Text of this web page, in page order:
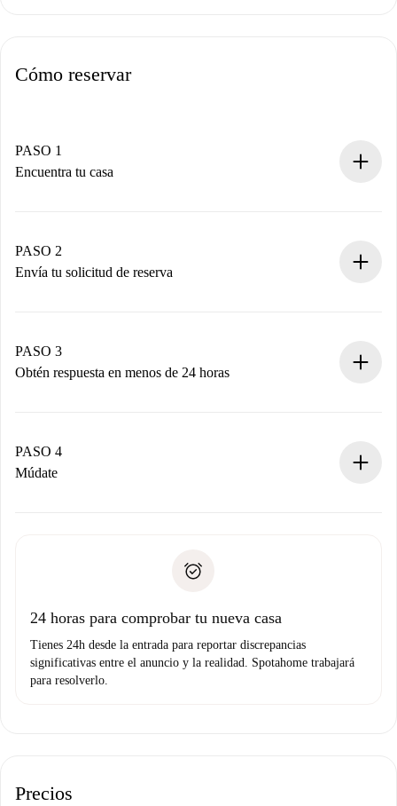
Cómo reservar
PASO 1
Encuentra tu casa
Tienes toda la información necesaria por adelantado.
PASO 2
Envía tu solicitud de reserva
propietario acepte.
PASO 3
Obtén respuesta en menos de 24 horas
contacto con el propietario.
Si es rechazada: No te haremos ningún cargo y te
Prueba de solvencia
PASO 4
Múdate
no nos comunicas ningún problema.
24 horas para comprobar tu nueva casa
Tienes 24h desde la entrada para reportar discrepancias
significativas entre el anuncio y la realidad. Spotahome trabajará
para resolverlo.
Precios